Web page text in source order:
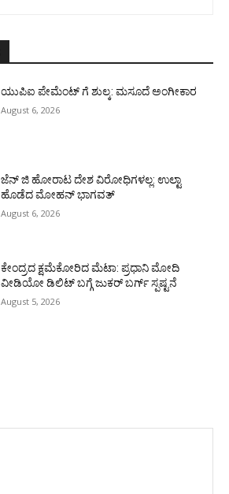
ಯುಪಿಐ ಪೇಮೆಂಟ್ ಗೆ ಶುಲ್ಕ: ಮಸೂದೆ ಅಂಗೀಕಾರ
August 6, 2026
ಜೆನ್ ಜಿ ಹೋರಾಟ ದೇಶ ವಿರೋಧಿಗಳಲ್ಲ: ಉಲ್ಟಾ
ಹೊಡೆದ ಮೋಹನ್ ಭಾಗವತ್
August 6, 2026
ಕೇಂದ್ರದ ಕ್ಷಮೆಕೋರಿದ ಮೆಟಾ: ಪ್ರಧಾನಿ ಮೋದಿ
ವೀಡಿಯೋ ಡಿಲಿಟ್ ಬಗ್ಗೆ ಜುಕರ್ ಬರ್ಗ್ ಸ್ಪಷ್ಟನೆ
August 5, 2026